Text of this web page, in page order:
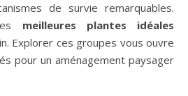
de survie remarquables.
meilleures plantes idéales
Explorer ces groupes vous ouvre
pour un aménagement paysager